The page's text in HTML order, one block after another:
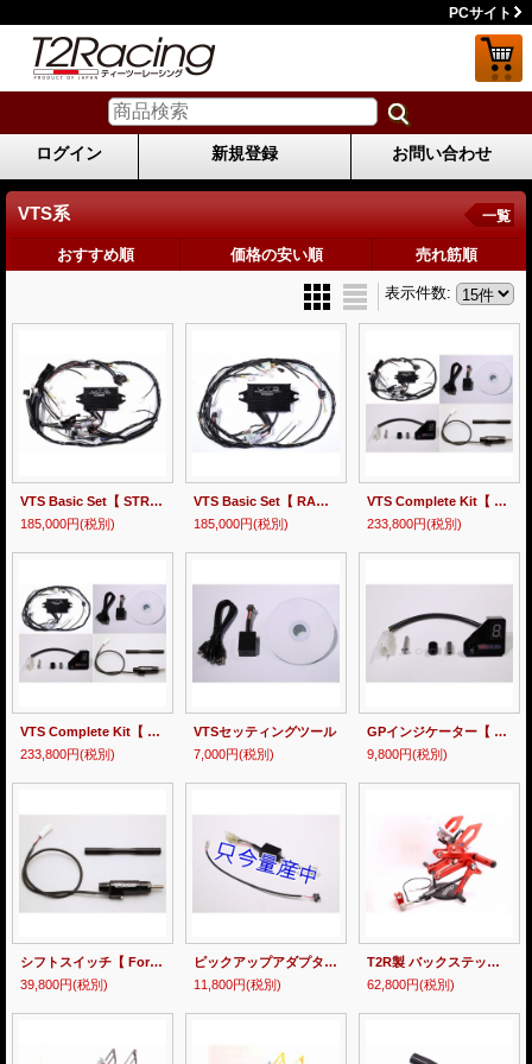
PCサイト
ログイン 新規登録 お問い合わせ
VTS系 一覧
おすすめ順 価格の安い順 売れ筋順
表示件数:
VTS Basic Set【 STREET 】MC21
185,000円(税別)
VTS Basic Set【 RACE 】MC21
185,000円(税別)
VTS Complete Kit【 STREET 】MC21
233,800円(税別)
VTS Complete Kit【 RACE 】MC21
233,800円(税別)
VTSセッティングツール
7,000円(税別)
GPインジケーター【 For VTS 】
9,800円(税別)
シフトスイッチ【 For VTS 】
39,800円(税別)
ピックアップアダプター【 For VTS 】
11,800円(税別)
T2R製 バックステップキット 【 MC21 】
62,800円(税別)